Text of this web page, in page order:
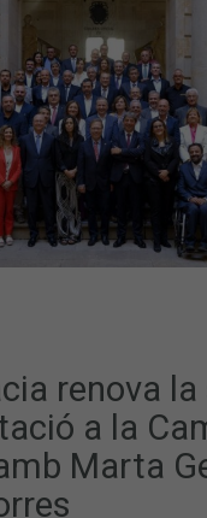
renova la
a la
Marta